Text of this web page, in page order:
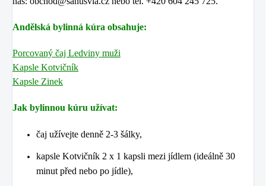
Andělská bylinná kúra obsahuje:
Porcovaný čaj Ledviny muži
Kapsle Kotvičník
Kapsle Zinek
Jak bylinnou kúru užívat:
čaj užívejte denně 2-3 šálky,
kapsle Kotvičník 2 x 1 kapsli mezi jídlem (ideálně 30
minut před nebo po jídle),